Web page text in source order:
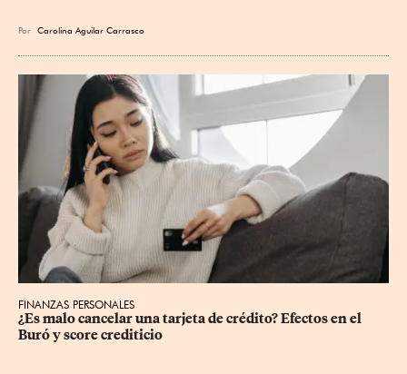
Por Carolina Aguilar Carrasco
FINANZAS PERSONALES
¿Es malo cancelar una tarjeta de crédito? Efectos en el
Buró y score crediticio